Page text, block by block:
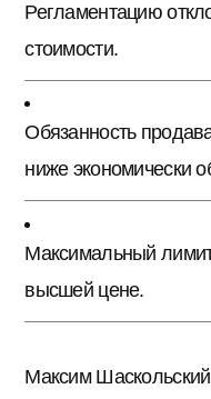
Регламентацию
стоимости.
Обязанность
ниже экономически
Максимальный
высшей цене.
Максим